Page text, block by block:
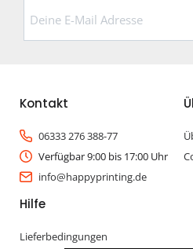
Kontakt
06333 276 388-77
Verfügbar 9:00 bis 17:00 Uhr
info@happyprinting.de
Hilfe
Lieferbedingungen